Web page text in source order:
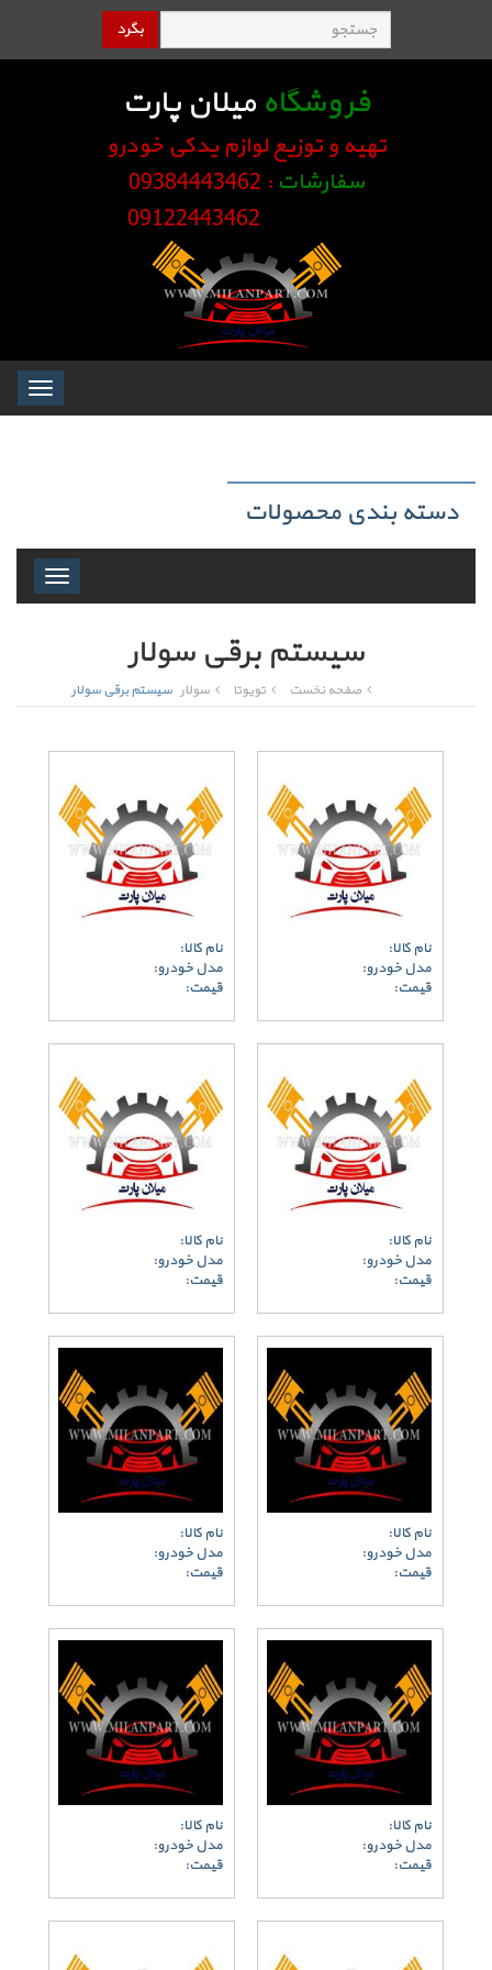
بگرد
فروشگاه میلان پارت
تهیه و توزیع لوازم یدکی خودرو
سفارشات : 09384443462
Toggle
دسته بندی محصولات
Toggle
سیستم برقی سولار
صفحه نخست تویوتا سولار سیستم برقی سولار
نام کالا:
مدل خودرو:
قیمت:
نام کالا:
مدل خودرو:
قیمت:
نام کالا:
مدل خودرو:
قیمت:
نام کالا:
مدل خودرو:
قیمت:
نام کالا:
مدل خودرو:
قیمت:
نام کالا:
مدل خودرو:
قیمت:
نام کالا:
مدل خودرو:
قیمت:
نام کالا:
مدل خودرو:
قیمت: